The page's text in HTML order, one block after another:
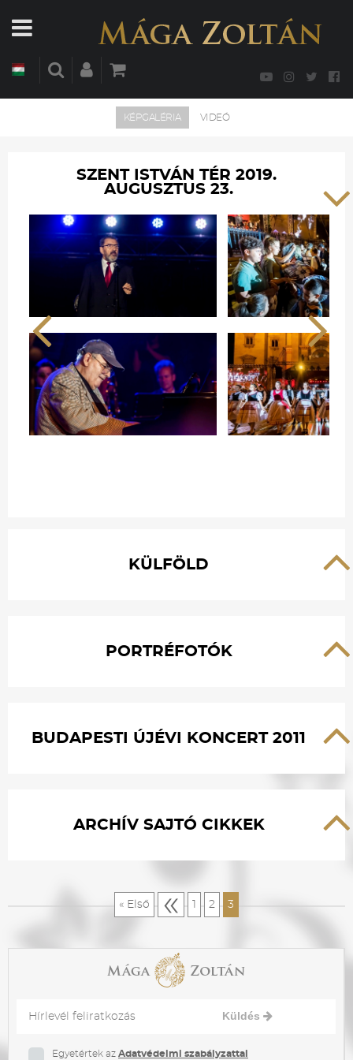
KÉPGALÉRIA VIDEÓ
SZENT ISTVÁN TÉR 2019.
AUGUSZTUS 23.
KÜLFÖLD
PORTRÉFOTÓK
BUDAPESTI ÚJÉVI KONCERT 2011
ARCHÍV SAJTÓ CIKKEK
« Első « 2 3
Küldés
Egyetértek az Adatvédelmi szabályzattal